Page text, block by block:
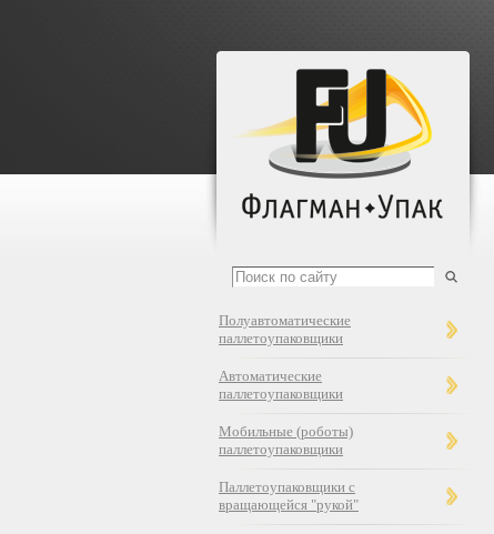
Полуавтоматические
паллетоупаковщики
Автоматические
паллетоупаковщики
Мобильные (роботы)
паллетоупаковщики
Паллетоупаковщики с
вращающейся "рукой"